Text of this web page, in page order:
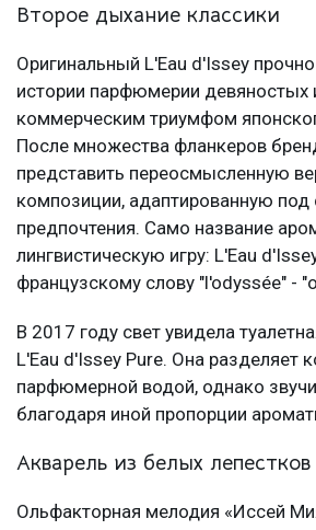
Второе дыхание классики
Оригинальный L'Eau d'Issey
истории парфюмерии девяностых
коммерческим триумфом
После множества фланкеров
представить переосмысленную
композиции, адаптированную
предпочтения. Само название
лингвистическую игру: L'Eau
французскому слову "l'odyssée" -
В 2017 году свет увидела
L'Eau d'Issey Pure. Она разделяет
парфюмерной водой, однако
благодаря иной пропорции
Акварель из белых лепестков
Ольфакторная мелодия «Иссей